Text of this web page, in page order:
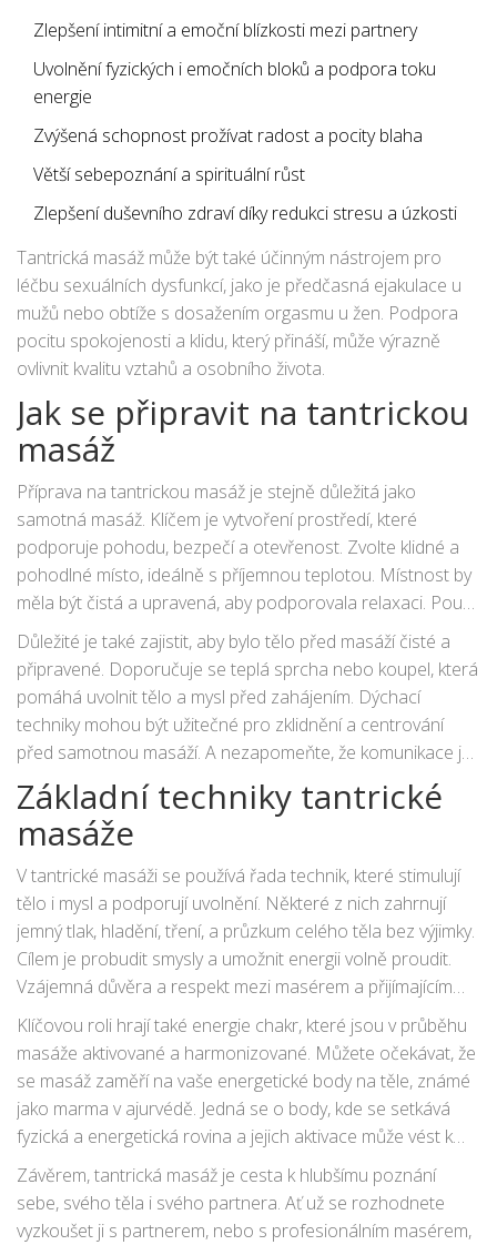
Zlepšení intimitní a emoční blízkosti mezi partnery
Uvolnění fyzických i emočních bloků a podpora toku
energie
Zvýšená schopnost prožívat radost a pocity blaha
Větší sebepoznání a spirituální růst
Zlepšení duševního zdraví díky redukci stresu a úzkosti
Tantrická masáž může být také účinným nástrojem pro
léčbu sexuálních dysfunkcí, jako je předčasná ejakulace u
mužů nebo obtíže s dosažením orgasmu u žen. Podpora
pocitu spokojenosti a klidu, který přináší, může výrazně
ovlivnit kvalitu vztahů a osobního života.
Jak se připravit na tantrickou
masáž
Příprava na tantrickou masáž je stejně důležitá jako
samotná masáž. Klíčem je vytvoření prostředí, které
podporuje pohodu, bezpečí a otevřenost. Zvolte klidné a
pohodlné místo, ideálně s příjemnou teplotou. Místnost by
měla být čistá a upravená, aby podporovala relaxaci. Použít
můžete svíčky, esenciální oleje nebo tichou, klidnou hudbu,
které pomohou nastavit atmosféru.
Důležité je také zajistit, aby bylo tělo před masáží čisté a
připravené. Doporučuje se teplá sprcha nebo koupel, která
pomáhá uvolnit tělo a mysl před zahájením. Dýchací
techniky mohou být užitečné pro zklidnění a centrování
před samotnou masáží. A nezapomeňte, že komunikace je
klíčem - diskutujte s masérem o vašich očekáváních,
hranicích a případných obavách.
Základní techniky tantrické
masáže
V tantrické masáži se používá řada technik, které stimulují
tělo i mysl a podporují uvolnění. Některé z nich zahrnují
jemný tlak, hladění, tření, a průzkum celého těla bez výjimky.
Cílem je probudit smysly a umožnit energii volně proudit.
Vzájemná důvěra a respekt mezi masérem a přijímajícím
jsou zásadní pro úspěch
terapie
Klíčovou roli hrají také energie chakr, které jsou v průběhu
masáže aktivované a harmonizované. Můžete očekávat, že
se masáž zaměří na vaše energetické body na těle, známé
jako marma v ajurvédě. Jedná se o body, kde se setkává
fyzická a energetická rovina a jejich aktivace může vést k
hlubokému uvolnění a regeneraci.
Závěrem, tantrická masáž je cesta k hlubšímu poznání
sebe, svého těla i svého partnera. Ať už se rozhodnete
vyzkoušet ji s partnerem, nebo s profesionálním masérem,